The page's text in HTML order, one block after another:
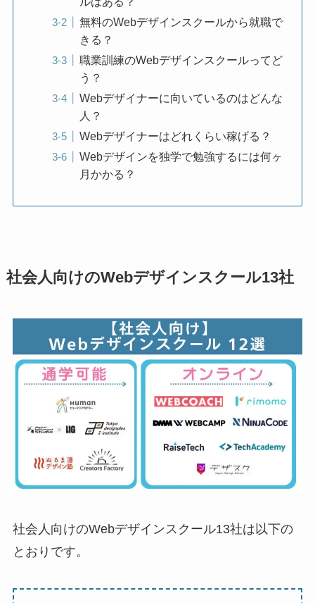
無料のWebデザインスクールから就職で
きる？
職業訓練のWebデザインスクールってど
う？
Webデザイナーに向いているのはどんな
人？
Webデザイナーはどれくらい稼げる？
Webデザインを独学で勉強するには何ヶ
月かかる？
社会人向けのWebデザインスクール13社
社会人向けのWebデザインスクール13社は以下の
とおりです。